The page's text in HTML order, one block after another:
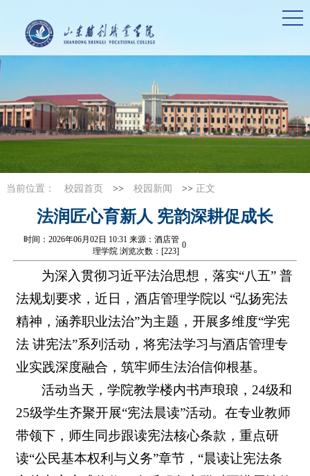
当前位置： 校园首页 >> 校园新闻 >> 正文
法润匠心育新人 宪韵深耕促成长
时间：2026年06月02日 10:31 来源：酒店管
理学院 浏览次数：[223]
0
为深入贯彻习近平法治思想，落实“八五” 普
法规划要求，近日，酒店管理学院以 “弘扬宪法
精神，涵养职业法治”为主题，开展多维度“学宪
法 讲宪法”系列活动，将宪法学习与酒店管理专
业实践深度融合，筑牢师生法治信仰根基。
活动当天，学院教学楼内书声琅琅，24级和
25级学生齐聚开展“宪法晨读”活动。在专业教师
带领下，师生同步跟读宪法核心条款，重点研
读“公民基本权利与义务”章节，“晨读让宪法条